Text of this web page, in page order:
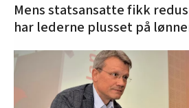
Mens statsansatte fikk
har lederne plusset på